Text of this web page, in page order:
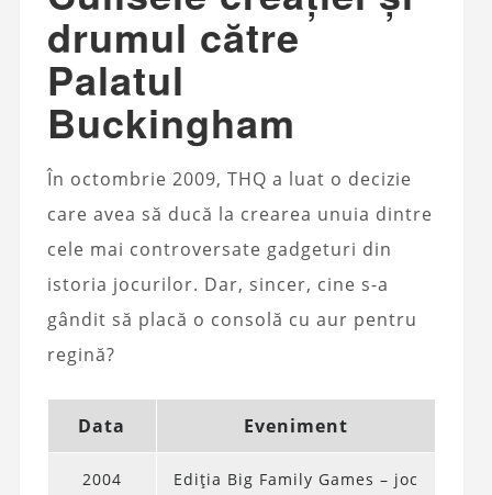
drumul către
Palatul
Buckingham
În octombrie 2009, THQ a luat o decizie
care avea să ducă la crearea unuia dintre
cele mai controversate gadgeturi din
istoria jocurilor. Dar, sincer, cine s-a
gândit să placă o consolă cu aur pentru
regină?
Data Eveniment
2004
Ediția Big Family Games – joc